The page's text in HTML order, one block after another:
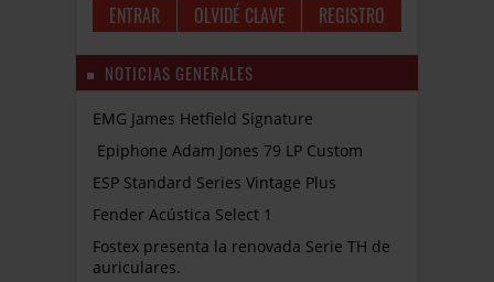
OLVIDÉ CLAVE REGISTRO
NOTICIAS GENERALES
EMG James Hetfield Signature
Epiphone Adam Jones 79 LP Custom
ESP Standard Series Vintage Plus
Fender Acústica Select 1
Fostex presenta la renovada Serie TH de
auriculares.